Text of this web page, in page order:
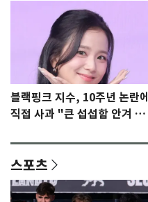
블랙핑크 지수, 10주년 논란에
직접 사과 "큰 섭섭함 안겨 미
스포츠